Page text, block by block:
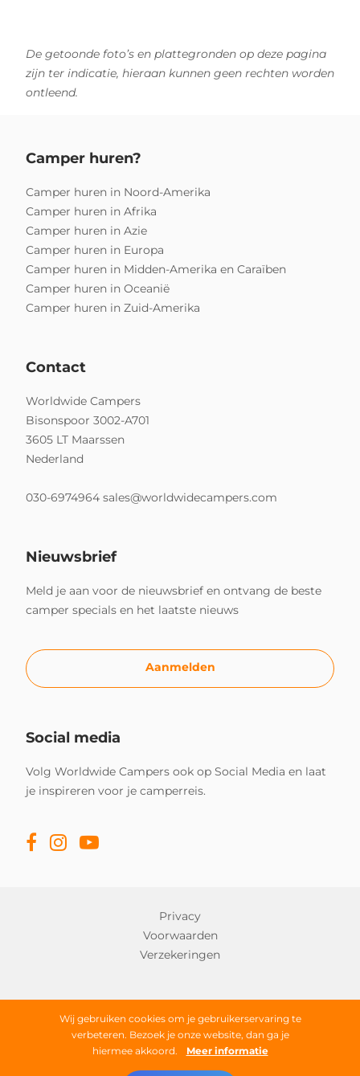
De getoonde foto’s en plattegronden op deze pagina
zijn ter indicatie, hieraan kunnen geen rechten worden
ontleend.
Wij gebruiken cookies om je gebruikerservaring te
verbeteren. Bezoek je onze website, dan ga je
hiermee akkoord.
Meer informatie
Camper huren?
Camper huren in Noord-Amerika
Camper huren in Afrika
Camper huren in Azie
Camper huren in Europa
Camper huren in Midden-Amerika en Caraïben
Camper huren in Oceanië
Camper huren in Zuid-Amerika
Contact
Worldwide Campers
Bisonspoor 3002-A701
3605 LT Maarssen
Nederland
030-6974964 sales@worldwidecampers.com
Nieuwsbrief
Meld je aan voor de nieuwsbrief en ontvang de beste
camper specials en het laatste nieuws
Aanmelden
Social media
Volg Worldwide Campers ook op Social Media en laat
je inspireren voor je camperreis.
Privacy
Voorwaarden
Verzekeringen
Copyright © 2026 Worldwide Campers
Alle rechten onder voorbehoud